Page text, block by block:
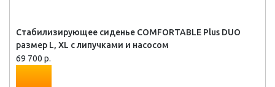
Стабилизирующее сиденье COMFORTABLE Plus DUO
размер L, XL с липучками и насосом
69 700 р.